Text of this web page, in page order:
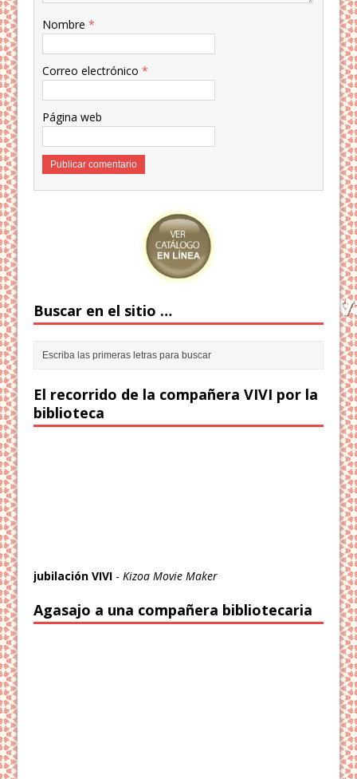
Nombre*
Correo electrónico*
Página web
Buscar en el sitio …
El recorrido de la compañera VIVI por la
biblioteca
jubilación VIVI -Kizoa Movie Maker
Agasajo a una compañera bibliotecaria